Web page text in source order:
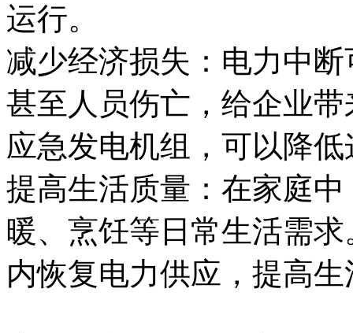
运行。
减少经济损失：电力中
甚至人员伤亡，给企业
应急发电机组，可以降
提高生活质量：在家庭
暖、烹饪等日常生活需
内恢复电力供应，提高